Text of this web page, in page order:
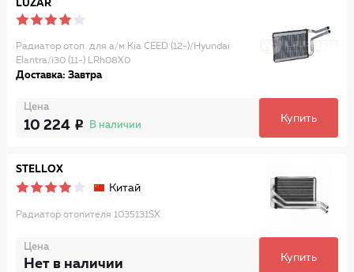
LUZAR
Радиатор отоп. для а/м Kia CEED (12-)/Hyundai
Elantra/i30 (11-) LRh08X0
Доставка: Завтра
Цена
10 224 В наличии
Купить
STELLOX
Китай
Радиатор отопителя 1035131SX
Цена
Нет в наличии Купить